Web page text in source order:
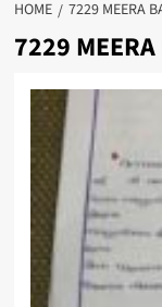
HOME 7229 MEERA
7229